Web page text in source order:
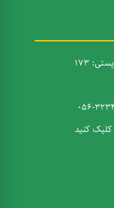
کلیک کنید